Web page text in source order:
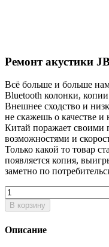
Ремонт акустики
Всё больше и больше
Bluetooth колонки,
Внешнее сходство и
не скажешь о качестве и
Китай поражает своими
возможностями и
Только какой то товар
появляется копия,
заметно по
В корзину
Описание